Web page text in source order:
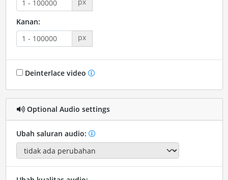
Kanan:
px
Deinterlace video
Optional Audio settings
Ubah saluran audio: